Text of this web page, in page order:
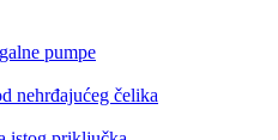
pumpe
nehrđajućeg čelika